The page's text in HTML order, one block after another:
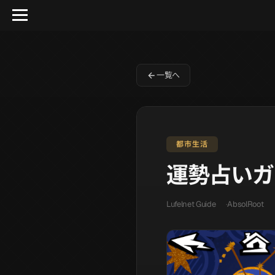
一覧へ
都市生活
運勢占い
Lufelnet Guide AbsolRoot